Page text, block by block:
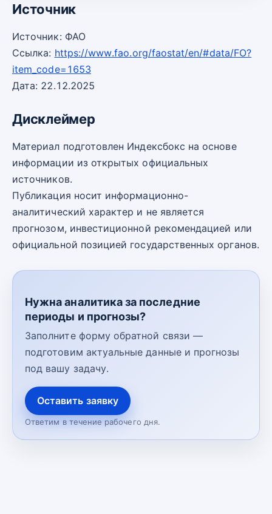
Источник
Источник: ФАО
Ссылка: https://www.fao.org/faostat/en/#data/FO?
item_code=1653
Дата: 22.12.2025
Дисклеймер
Материал подготовлен Индексбокс на основе
информации из открытых официальных
источников.
Публикация носит информационно-
аналитический характер и не является
прогнозом, инвестиционной рекомендацией или
официальной позицией государственных органов.
Нужна аналитика за последние
периоды и прогнозы?
Заполните форму обратной связи —
подготовим актуальные данные и прогнозы
под вашу задачу.
Оставить заявку
Ответим в течение рабочего дня.